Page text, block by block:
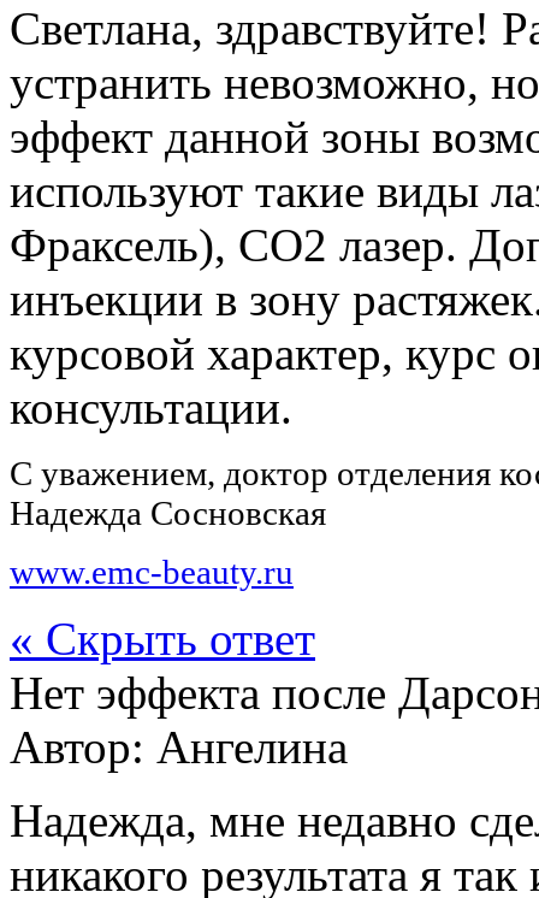
Светлана, здравствуйте!
устранить невозможно,
эффект данной зоны
используют такие виды
Фраксель), СО2 лазер.
инъекции в зону
курсовой характер, курс
консультации.
С уважением, доктор отделения
Надежда Сосновская
www.emc-beauty.ru
« Скрыть ответ
Нет эффекта после
Автор: Ангелина
Надежда, мне недавно
никакого результата я